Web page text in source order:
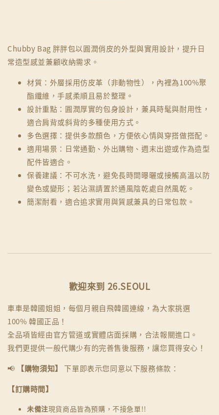
Chubby Bag 胖胖包以圓潤俏皮的外型與實用設計，提升日
常造型感並兼顧收納需求。
材質：外層採用仿皮革（非動物性），內裡為100%聚
酯纖維，手感柔順且易於整理。
設計重點：圓潤厚實的包身設計，兼具時髦與耐用性，
適合肩背或斜背的多種使用方式。
多色選擇：提供多款顏色，方便依心情與穿搭做搭配。
適用場景：日常通勤、外出購物、週末出遊或作為造型
配件皆適合。
保養建議：不可水洗，避免長時間曝曬或接觸高溫以防
變色或變形；若沾濕請置於通風陰乾處自然風乾。
簡潔耐看，適合追求實用與質感兼具的日常包款。
歡迎來到 26.SEOUL
車車是韓國姐姐，每個月親自飛韓國連線，為大家挑選
100% 韓國正品！
全品項皆經由官方管道或實體店面採購，合法報關進口。
我們更提供一般代購少有的完善售後服務，讓您買得安心！
📢
【購物須知】
下單即表示您同意以下服務條款：
【訂購時間】
未備注現貨商品皆為預購，不接急單!!